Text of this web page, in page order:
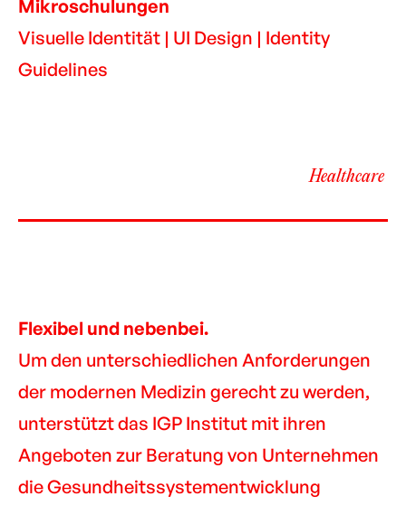
Mikroschulungen
Visuelle Identität | UI Design | Identity
Guidelines
Healthcare
Flexibel und nebenbei.
Um den unterschiedlichen Anforderungen
der modernen Medizin gerecht zu werden,
unterstützt das IGP Institut mit ihren
Angeboten zur Beratung von Unternehmen
die Gesundheitssystementwicklung